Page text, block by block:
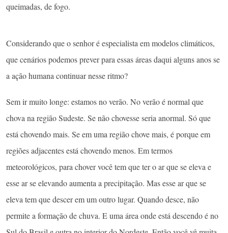
queimadas, de fogo.
Considerando que o senhor é especialista em modelos climáticos,
que cenários podemos prever para essas áreas daqui alguns anos se
a ação humana continuar nesse ritmo?
Sem ir muito longe: estamos no verão. No verão é normal que
chova na região Sudeste. Se não chovesse seria anormal. Só que
está chovendo mais. Se em uma região chove mais, é porque em
regiões adjacentes está chovendo menos. Em termos
meteorológicos, para chover você tem que ter o ar que se eleva e
esse ar se elevando aumenta a precipitação. Mas esse ar que se
eleva tem que descer em um outro lugar. Quando desce, não
permite a formação de chuva. E uma área onde está descendo é no